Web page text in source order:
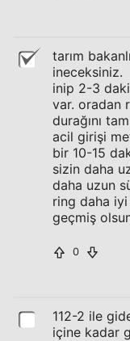
tarım
ineceksiniz.
inip 2-3
var. oradan
durağını
acil girişi
bir 10-15
sizin daha
daha uzun
ring daha
geçmiş
0
112-2 ile
içine kadar